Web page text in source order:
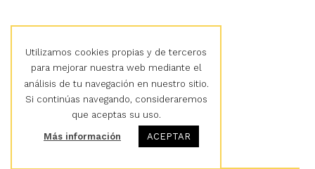
Aviso legal
Política de privacidad
Política de cookies
Utilizamos cookies propias y de terceros
para mejorar nuestra web mediante el
análisis de tu navegación en nuestro sitio.
Si continúas navegando, consideraremos
que aceptas su uso.
Más información ACEPTAR